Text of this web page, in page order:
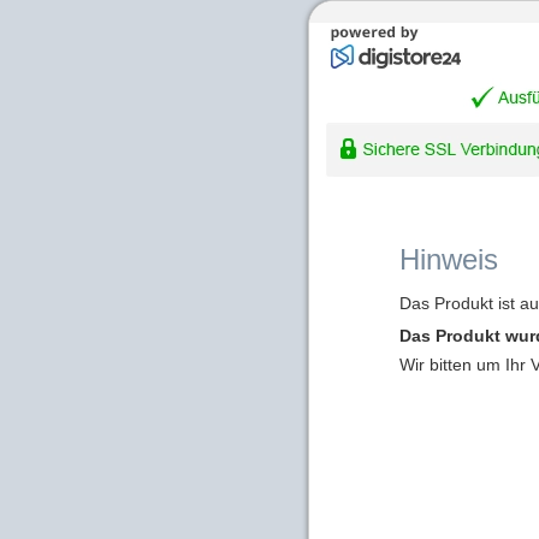
Hinweis
Das Produkt ist
Das Produkt
Wir bitten um Ihr